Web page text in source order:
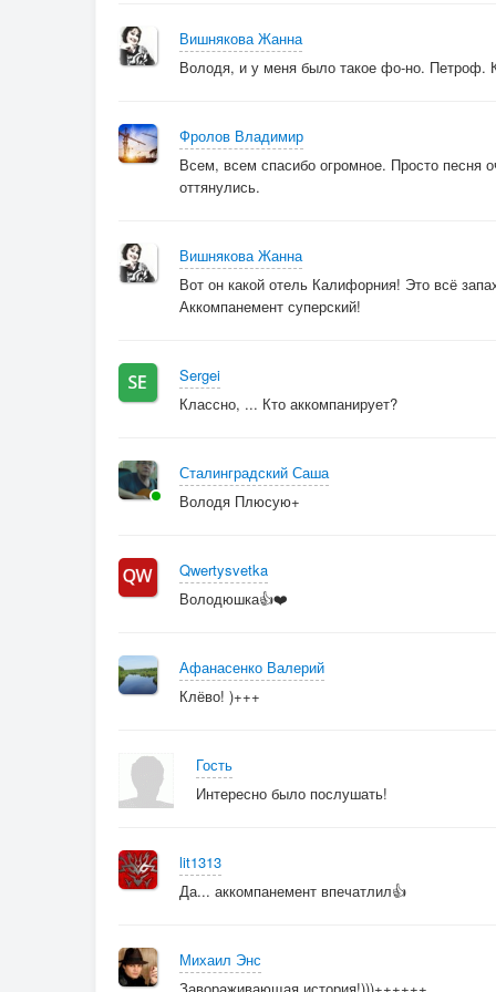
Потолок зеркальный, шампанское во льду,
«Мы по согласию здесь, говорит она, живём
Ножи врезаются в яства, а тварь не в силах
Последнее что лишь помню, бегу на выход я,
«Расслабься, портье промолвил,
Делай check out когда захочешь, но из Отеля
Свидетельство о публикации №124101405031
Вишнякова Жанна
Володя, и у меня было такое фо-но. Петроф.
Фролов Владимир
Всем, всем спасибо огромное. Просто песня
оттянулись.
Вишнякова Жанна
Вот он какой отель Калифорния! Это всё
Аккомпанемент суперский!
Sergei
Классно, ... Кто аккомпанирует?
Сталинградский Саша
Володя Плюсую+
Qwertysvetka
Володюшка👍❤️
Афанасенко Валерий
Клёво! )+++
Гость
Интересно было послушать!
lit1313
Да... аккомпанемент впечатлил👍
Михаил Энс